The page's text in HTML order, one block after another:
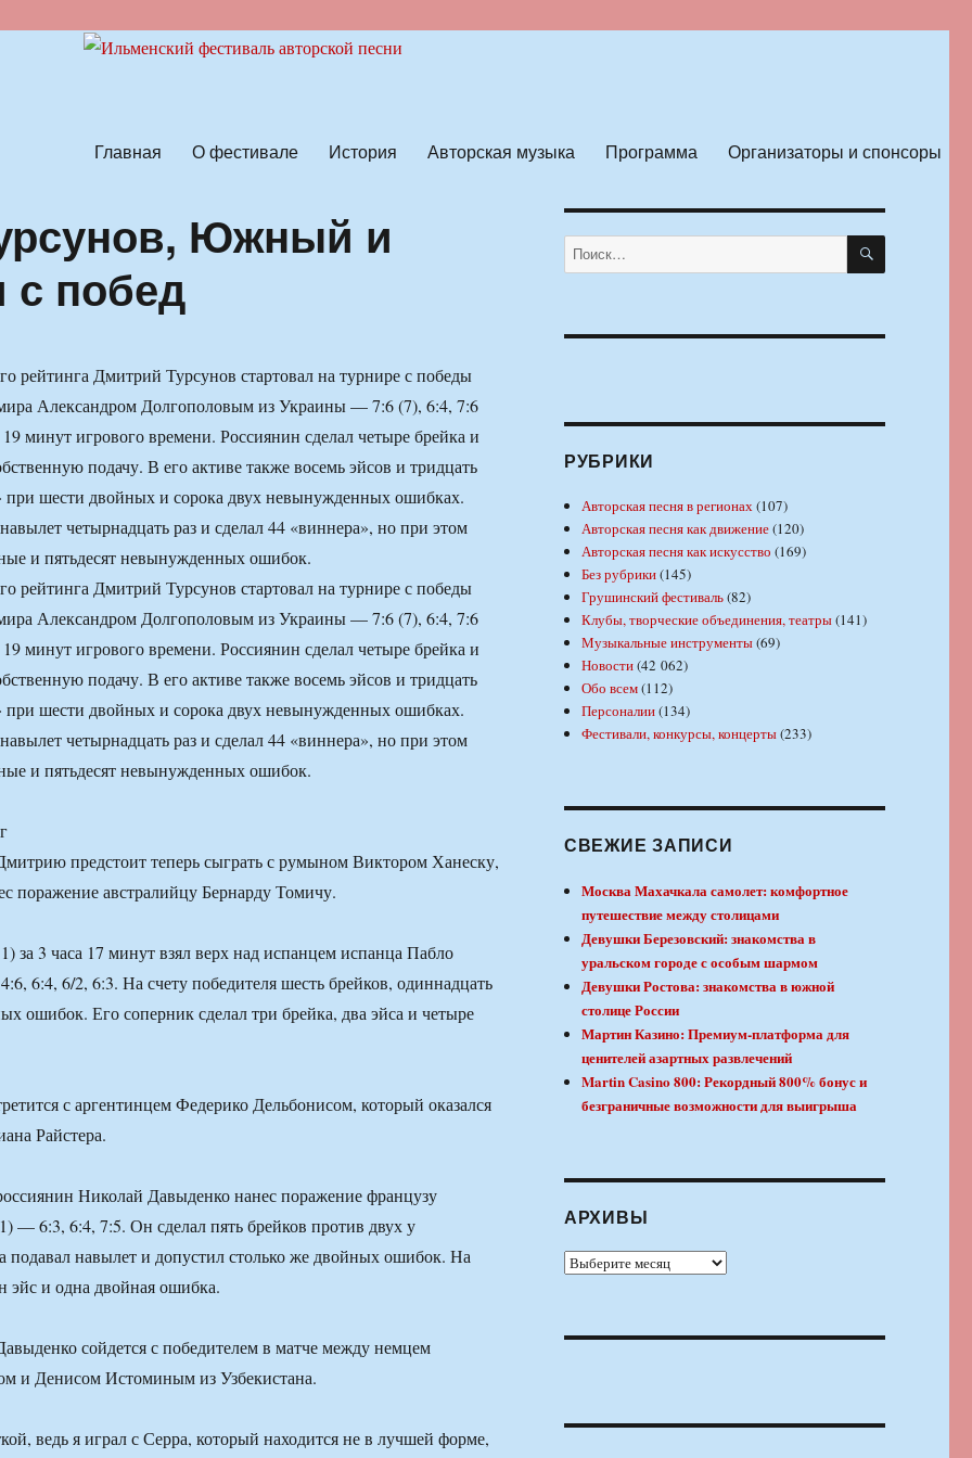
Главная О фестивале История Авторская музыка Программа Организаторы и спонсоры
Южный и
с побед
рейтинга Дмитрий Турсунов стартовал на турнире с победы
Александром Долгополовым из Украины — 7:6 (7), 6:4, 7:6
19 минут игрового времени. Россиянин сделал четыре брейка и
подачу. В его активе также восемь эйсов и тридцать
при шести двойных и сорока двух невынужденных ошибках.
четырнадцать раз и сделал 44 «виннера», но при этом
и пятьдесят невынужденных ошибок.
рейтинга Дмитрий Турсунов стартовал на турнире с победы
Александром Долгополовым из Украины — 7:6 (7), 6:4, 7:6
19 минут игрового времени. Россиянин сделал четыре брейка и
подачу. В его активе также восемь эйсов и тридцать
при шести двойных и сорока двух невынужденных ошибках.
четырнадцать раз и сделал 44 «виннера», но при этом
и пятьдесят невынужденных ошибок.
предстоит теперь сыграть с румыном Виктором Ханеску,
поражение австралийцу Бернарду Томичу.
3 часа 17 минут взял верх над испанцем испанца Пабло
6:4, 6/2, 6:3. На счету победителя шесть брейков, одиннадцать
ошибок. Его соперник сделал три брейка, два эйса и четыре
с аргентинцем Федерико Дельбонисом, который оказался
Райстера.
Николай Давыденко нанес поражение французу
— 6:3, 6:4, 7:5. Он сделал пять брейков против двух у
подавал навылет и допустил столько же двойных ошибок. На
эйс и одна двойная ошибка.
сойдется с победителем в матче между немцем
и Денисом Истоминым из Узбекистана.
ведь я играл с Серра, который находится не в лучшей форме,
Искать: ПОИСК
РУБРИКИ
Авторская песня в регионах(107)
Авторская песня как движение(120)
Авторская песня как искусство (169)
Без рубрики(145)
Грушинский фестиваль(82)
Клубы, творческие объединения, театры(141)
Музыкальные инструменты(69)
Новости(42 062)
Обо всем(112)
Персоналии(134)
Фестивали, конкурсы, концерты(233)
СВЕЖИЕ ЗАПИСИ
Москва Махачкала самолет: комфортное
путешествие между столицами
Девушки Березовский: знакомства в
уральском городе с особым шармом
Девушки Ростова: знакомства в южной
столице России
Мартин Казино: Премиум-платформа для
ценителей азартных развлечений
Martin Casino 800: Рекордный 800% бонус и
безграничные возможности для выигрыша
АРХИВЫ
Архивы